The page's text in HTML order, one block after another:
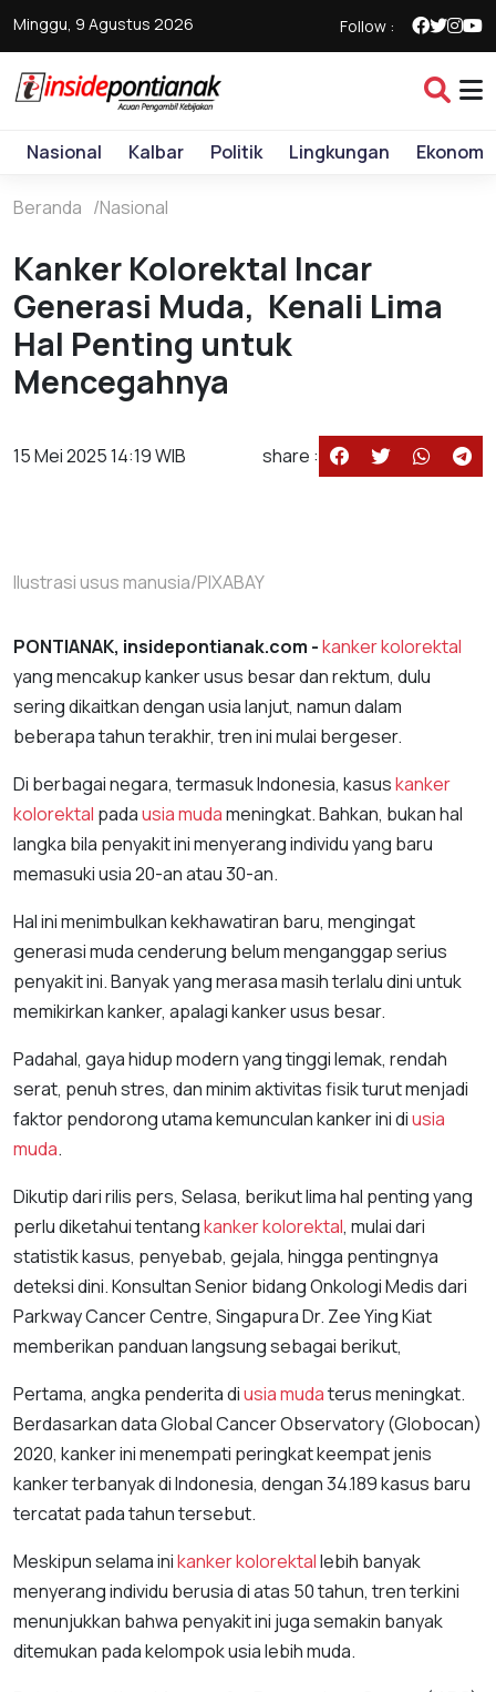
Minggu, 9 Agustus 2026 Follow :
Nasional Kalbar Politik Lingkungan Ekonomi
Beranda Nasional
Kanker Kolorektal Incar
Generasi Muda, Kenali Lima
Hal Penting untuk
Mencegahnya
15 Mei 2025 14:19 WIB share :
Ilustrasi usus manusia/PIXABAY
PONTIANAK, insidepontianak.com -kanker kolorektal
yang mencakup kanker usus besar dan rektum, dulu
sering dikaitkan dengan usia lanjut, namun dalam
beberapa tahun terakhir, tren ini mulai bergeser.
Di berbagai negara, termasuk Indonesia, kasuskanker
kolorektal padausia mudameningkat. Bahkan, bukan hal
langka bila penyakit ini menyerang individu yang baru
memasuki usia 20-an atau 30-an.
Hal ini menimbulkan kekhawatiran baru, mengingat
generasi muda cenderung belum menganggap serius
penyakit ini. Banyak yang merasa masih terlalu dini untuk
memikirkan kanker, apalagi kanker usus besar.
Padahal, gaya hidup modern yang tinggi lemak, rendah
serat, penuh stres, dan minim aktivitas fisik turut menjadi
faktor pendorong utama kemunculan kanker ini diusia
muda.
Dikutip dari rilis pers, Selasa, berikut lima hal penting yang
perlu diketahui tentangkanker kolorektal, mulai dari
statistik kasus, penyebab, gejala, hingga pentingnya
deteksi dini. Konsultan Senior bidang Onkologi Medis dari
Parkway Cancer Centre, Singapura Dr. Zee Ying Kiat
memberikan panduan langsung sebagai berikut,
Pertama, angka penderita diusia mudaterus meningkat.
Berdasarkan data Global Cancer Observatory (Globocan)
2020, kanker ini menempati peringkat keempat jenis
kanker terbanyak di Indonesia, dengan 34.189 kasus baru
tercatat pada tahun tersebut.
Meskipun selama inikanker kolorektallebih banyak
menyerang individu berusia di atas 50 tahun, tren terkini
menunjukkan bahwa penyakit ini juga semakin banyak
ditemukan pada kelompok usia lebih muda.